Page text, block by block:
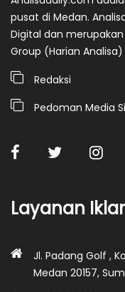
pusat di Medan.
Digital dan
Group (Harian Analisa)
Redaksi
Pedoman Media
Layanan
Jl. Padang Golf ,
Medan 20157,